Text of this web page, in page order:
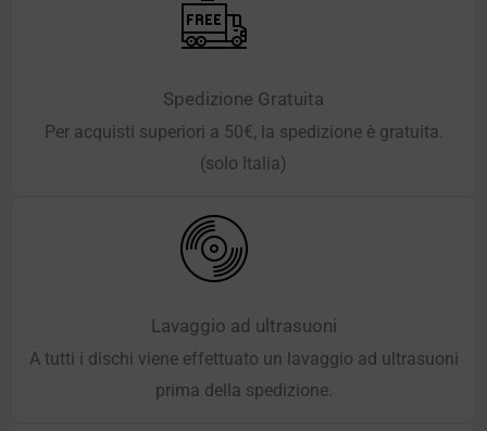
Spedizione Gratuita
Per acquisti superiori a 50€, la spedizione è gratuita.
(solo Italia)
Lavaggio ad ultrasuoni
A tutti i dischi viene effettuato un lavaggio ad ultrasuoni
prima della spedizione.